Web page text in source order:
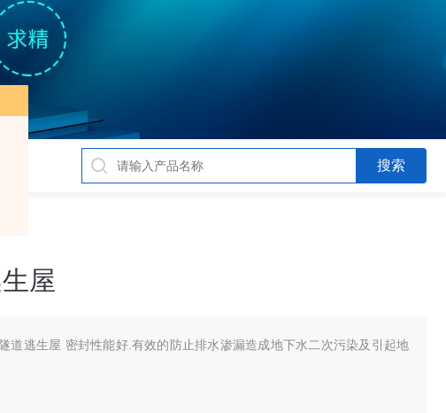
屋
道逃生屋 密封性能好.有效的防止排水渗漏造成地下水二次污染及引起地